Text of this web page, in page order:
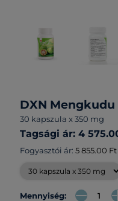
DXN
30 kapszula x 350 mg
Tagsági ár: 4
Fogyasztói ár: 5 855.00 Ft
Mennyiség: